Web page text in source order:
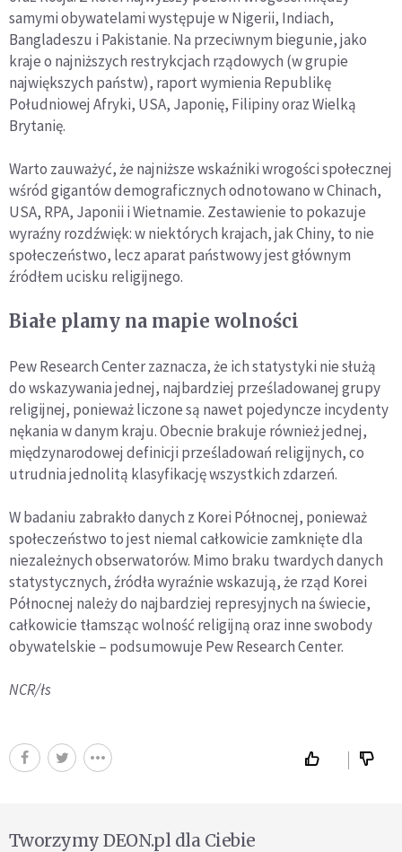
samymi obywatelami występuje w Nigerii, Indiach,
Bangladeszu i Pakistanie. Na przeciwnym biegunie, jako
kraje o najniższych restrykcjach rządowych (w grupie
największych państw), raport wymienia Republikę
Południowej Afryki, USA, Japonię, Filipiny oraz Wielką
Brytanię.
Warto zauważyć, że najniższe wskaźniki wrogości społecznej
wśród gigantów demograficznych odnotowano w Chinach,
USA, RPA, Japonii i Wietnamie. Zestawienie to pokazuje
wyraźny rozdźwięk: w niektórych krajach, jak Chiny, to nie
społeczeństwo, lecz aparat państwowy jest głównym
źródłem ucisku religijnego.
Białe plamy na mapie wolności
Pew Research Center zaznacza, że ich statystyki nie służą
do wskazywania jednej, najbardziej prześladowanej grupy
religijnej, ponieważ liczone są nawet pojedyncze incydenty
nękania w danym kraju. Obecnie brakuje również jednej,
międzynarodowej definicji prześladowań religijnych, co
utrudnia jednolitą klasyfikację wszystkich zdarzeń.
W badaniu zabrakło danych z Korei Północnej, ponieważ
społeczeństwo to jest niemal całkowicie zamknięte dla
niezależnych obserwatorów. Mimo braku twardych danych
statystycznych, źródła wyraźnie wskazują, że rząd Korei
Północnej należy do najbardziej represyjnych na świecie,
całkowicie tłamsząc wolność religijną oraz inne swobody
obywatelskie – podsumowuje Pew Research Center.
NCR/łs
Tworzymy DEON.pl dla Ciebie